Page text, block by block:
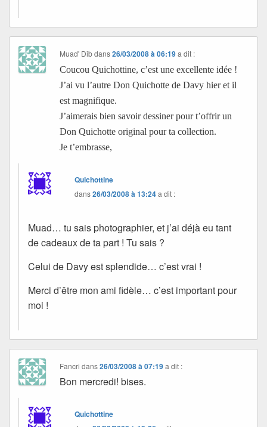
Muad' Dibdans26/03/2008 à 06:19 a dit :
Coucou Quichottine, c’est une excellente idée !
J’ai vu l’autre Don Quichotte de Davy hier et il
est magnifique.
J’aimerais bien savoir dessiner pour t’offrir un
Don Quichotte original pour ta collection.
Je t’embrasse,
Quichottine
dans26/03/2008 à 13:24a dit :
Muad… tu sais photographier, et j’ai déjà eu tant
de cadeaux de ta part ! Tu sais ?
Celui de Davy est splendide… c’est vrai !
Merci d’être mon ami fidèle… c’est important pour
moi !
Fancri dans26/03/2008 à 07:19 a dit :
Bon mercredi! bises.
Quichottine